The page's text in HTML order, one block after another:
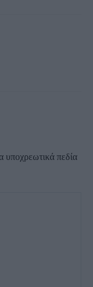
υποχρεωτικά πεδία